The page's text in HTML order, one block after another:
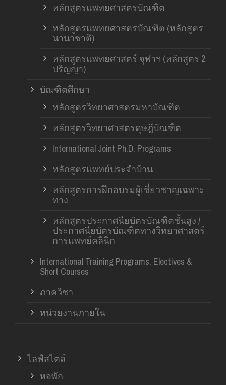
หลักสูตรแพทยศาสตรบัณฑิต
หลักสูตรแพทยศาสตรบัณฑิต (หลักสูตร
นานาชาติ)
หลักสูตรแพทยศาสตร์ จุฬาฯ (หลักสูตร 2
ปริญญา)
บัณฑิตศึกษา
หลักสูตรวิทยาศาสตรมหาบัณฑิต
หลักสูตรวิทยาศาสตรดุษฎีบัณฑิต
International Joint Ph.D. Programs
หลักสูตรแพทย์ประจำบ้าน
หลักสูตรการฝึกอบรมผู้เชี่ยวชาญเฉพาะ
ทาง
หลักสูตรประกาศนียบัตรบัณฑิตชั้นสูง /
ประกาศนียบัตรบัณฑิตทางวิทยาศาสตร์
การแพทย์คลินิก
International Training Programs, Electives &
Short Courses
ภาควิชา
หน่วยงานภายใน
ไลฟ์สไตล์
หอพัก